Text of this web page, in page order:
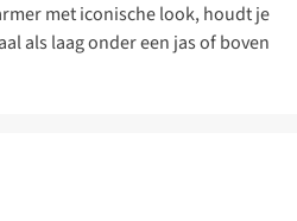
met iconische look, houdt je
als laag onder een jas of boven